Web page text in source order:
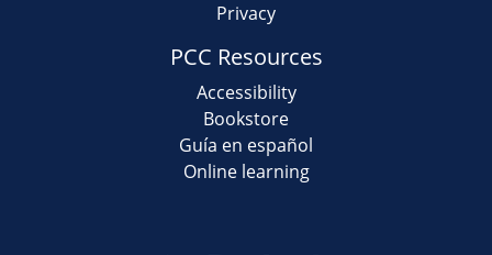
Privacy
PCC Resources
Accessibility
Bookstore
Guía en español
Online learning